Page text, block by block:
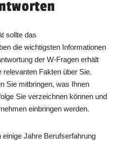
sollte das
die wichtigsten Informationen
der W-Fragen erhält
relevanten Fakten über Sie.
Sie mitbringen, was Ihnen
Sie verzeichnen können und
einbringen werden.
Jahre Berufserfahrung